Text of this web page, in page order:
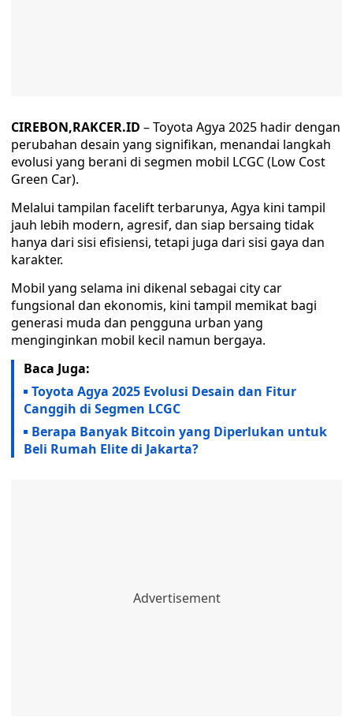
CIREBON,RAKCER.ID – Toyota Agya 2025 hadir dengan
perubahan desain yang signifikan, menandai langkah
evolusi yang berani di segmen mobil LCGC (Low Cost
Green Car).
Melalui tampilan facelift terbarunya, Agya kini tampil
jauh lebih modern, agresif, dan siap bersaing tidak
hanya dari sisi efisiensi, tetapi juga dari sisi gaya dan
karakter.
Mobil yang selama ini dikenal sebagai city car
fungsional dan ekonomis, kini tampil memikat bagi
generasi muda dan pengguna urban yang
menginginkan mobil kecil namun bergaya.
Baca Juga:
Toyota Agya 2025 Evolusi Desain dan Fitur
Canggih di Segmen LCGC
Berapa Banyak Bitcoin yang Diperlukan untuk
Beli Rumah Elite di Jakarta?